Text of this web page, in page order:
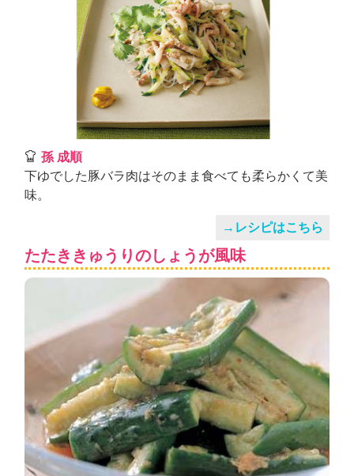
孫 成順
下ゆでした豚バラ肉はそのまま食べても柔らかくて美
味。
→レシピはこちら
たたききゅうりのしょうが風味